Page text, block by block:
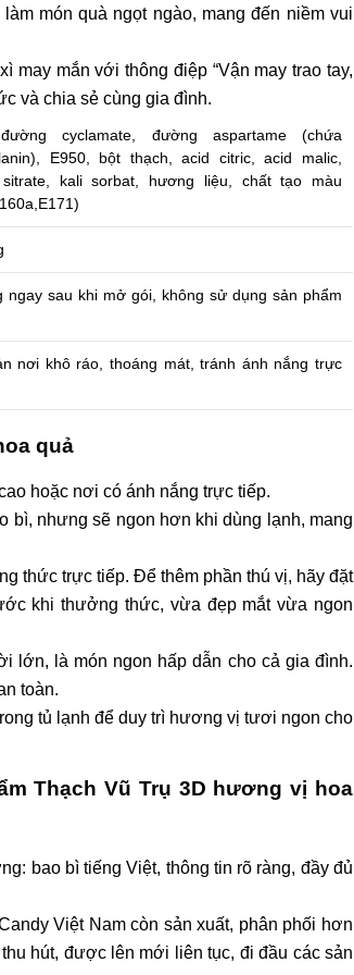
món quà ngọt ngào, mang đến niềm vui
may mắn với thông điệp “Vận may trao tay,
và chia sẻ cùng gia đình.
cyclamate, đường aspartame (chứa
E950, bột thạch, acid citric, acid malic,
sitrate, kali sorbat, hương liệu, chất tạo màu
ngay sau khi mở gói, không sử dụng sản phẩm
nơi khô ráo, thoáng mát, tránh ánh nắng trực
quả
hoặc nơi có ánh nắng trực tiếp.
bì, nhưng sẽ ngon hơn khi dùng lạnh, mang
thức trực tiếp. Để thêm phần thú vị, hãy đặt
khi thưởng thức, vừa đẹp mắt vừa ngon
lớn, là món ngon hấp dẫn cho cả gia đình.
toàn.
tủ lạnh để duy trì hương vị tươi ngon cho
Thạch Vũ Trụ 3D hương vị hoa
bao bì tiếng Việt, thông tin rõ ràng, đầy đủ
Việt Nam còn sản xuất, phân phối hơn
hút, được lên mới liên tục, đi đầu các sản